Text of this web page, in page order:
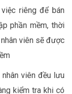
riêng để bán
phần mềm, thời
viên sẽ được
viên đều lưu
kiểm tra khi có